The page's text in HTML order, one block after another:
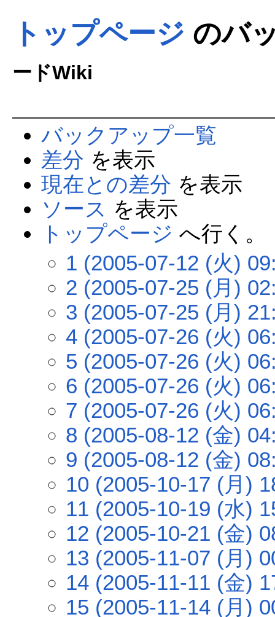
トップページ のバ
ードWiki
バックアップ一覧
差分 を表示
現在との差分 を表示
ソース を表示
トップページ へ行く。
1 (2005-07-12 (火)
2 (2005-07-25 (月)
3 (2005-07-25 (月)
4 (2005-07-26 (火)
5 (2005-07-26 (火)
6 (2005-07-26 (火)
7 (2005-07-26 (火)
8 (2005-08-12 (金)
9 (2005-08-12 (金)
10 (2005-10-17 (月)
11 (2005-10-19 (水)
12 (2005-10-21 (金)
13 (2005-11-07 (月)
14 (2005-11-11 (金)
15 (2005-11-14 (月)